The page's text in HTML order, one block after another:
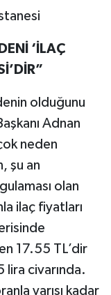
‘İLAÇ
olduğunu
Adnan
neden
şu an
olan
ilaç fiyatları
17.55 TL’dir
lira civarında.
yarısı kadar